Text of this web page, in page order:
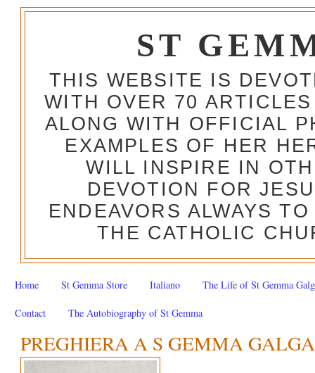
ST
THIS WEBSITE IS
WITH OVER 70
ALONG WITH OFFICIAL
EXAMPLES OF HER
WILL INSPIRE IN
DEVOTION FOR
ENDEAVORS ALWAYS
THE CATHOLIC
Home St Gemma Store Italiano The Life of St Gemma
Contact The Autobiography of St Gemma
PREGHIERA A S GEMMA